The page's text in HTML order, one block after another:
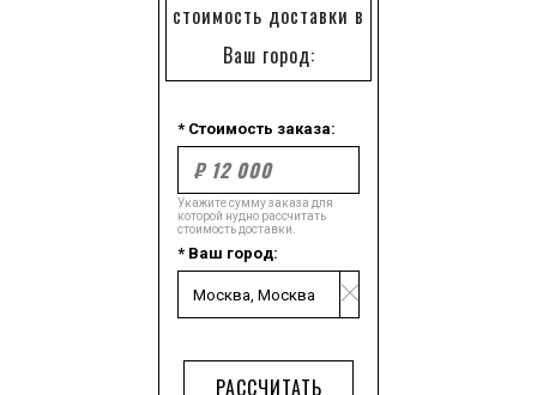
стоимость доставки в
Ваш город:
* Стоимость заказа:
Укажите сумму заказа для
которой нудно рассчитать
стоимость доставки.
* Ваш город:
РАССЧИТАТЬ